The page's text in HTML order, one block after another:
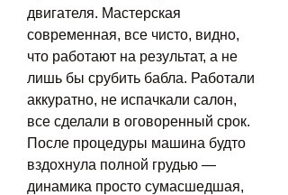
двигателя. Мастерская
современная, все чисто, видно,
что работают на результат, а не
лишь бы срубить бабла. Работали
аккуратно, не испачкали салон,
все сделали в оговоренный срок.
После процедуры машина будто
вздохнула полной грудью —
динамика просто сумасшедшая,